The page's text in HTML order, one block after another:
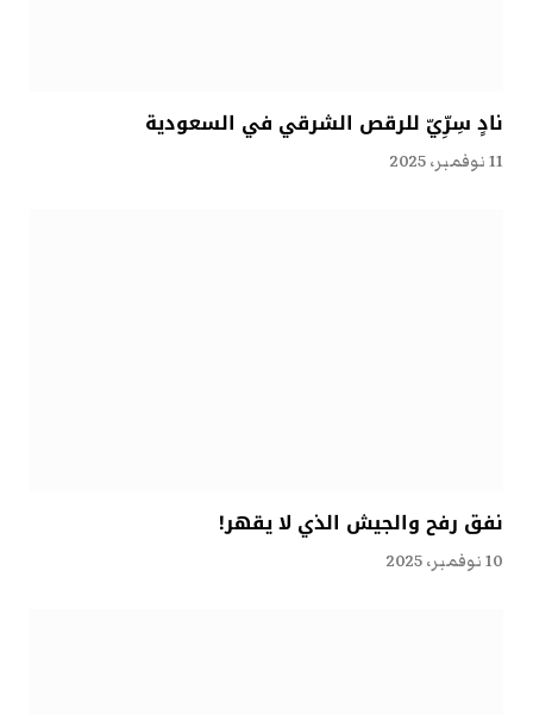
نادٍ سِرِّيّ للرقص الشرقي في السعودية
11 نوفمبر، 2025
نفق رفح والجيش الذي لا يقهر!
10 نوفمبر، 2025